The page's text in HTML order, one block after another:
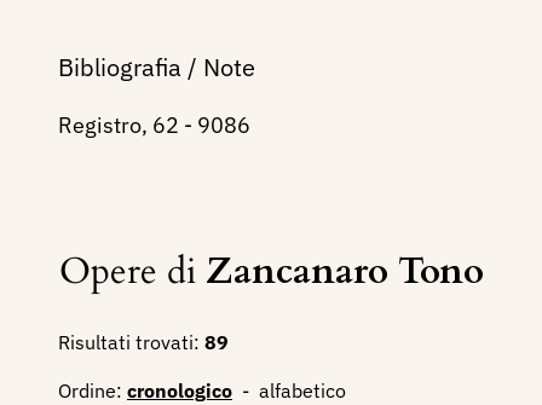
Bibliografia / Note
Registro, 62 - 9086
Opere di Zancanaro Tono
Risultati trovati: 89
Ordine: cronologico - alfabetico